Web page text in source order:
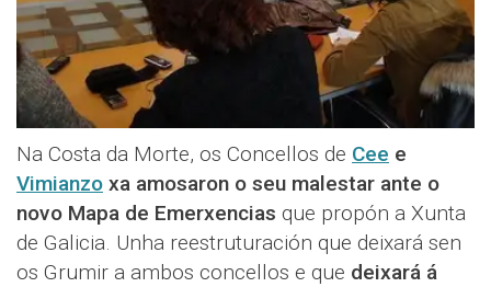
Na Costa da Morte, os Concellos de Cee e
Vimianzo xa amosaron o seu malestar ante o
novo Mapa de Emerxencias que propón a Xunta
de Galicia. Unha reestruturación que deixará sen
os Grumir a ambos concellos e que deixará á